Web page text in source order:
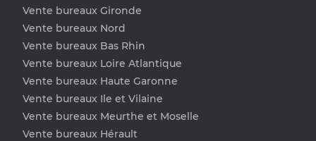
Vente bureaux Gironde
Vente bureaux Nord
Vente bureaux Bas Rhin
Vente bureaux Loire Atlantique
Vente bureaux Haute Garonne
Vente bureaux Ile et Vilaine
Vente bureaux Meurthe et Moselle
Vente bureaux Hérault